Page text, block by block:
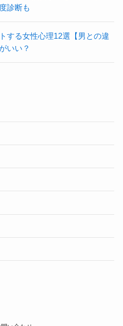
診断も
する女性心理12選【男との違
いい？